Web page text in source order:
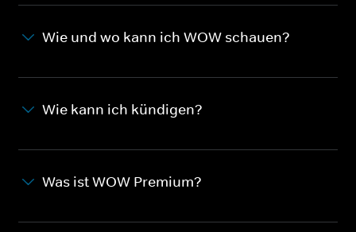
Wie und wo kann ich WOW schauen?
Wie kann ich kündigen?
Was ist WOW Premium?